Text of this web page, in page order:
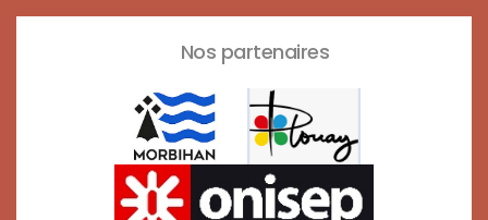
Nos partenaires